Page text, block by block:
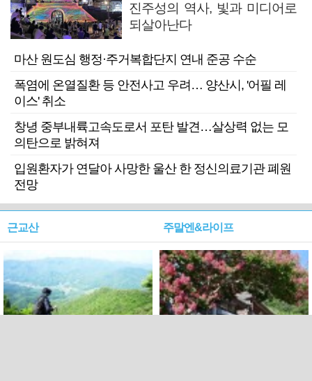
진주성의 역사, 빛과 미디어로
되살아난다
마산 원도심 행정·주거복합단지 연내 준공 수순
폭염에 온열질환 등 안전사고 우려… 양산시, '어필 레
이스' 취소
창녕 중부내륙고속도로서 포탄 발견…살상력 없는 모
의탄으로 밝혀져
입원환자가 연달아 사망한 울산 한 정신의료기관 폐원
전망
근교산 주말엔&라이프